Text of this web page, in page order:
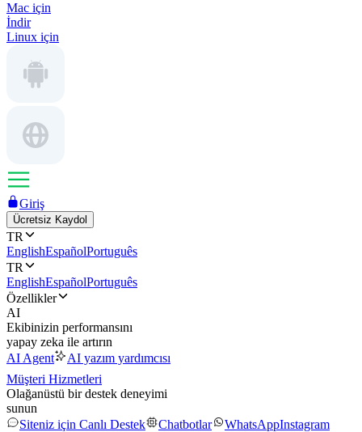
Mac için
İndir
Linux için
Giriş
Ücretsiz Kaydol
TR
EnglishEspañolPortuguês
TR
EnglishEspañolPortuguês
Özellikler
AI
Ekibinizin performansını
yapay zeka ile artırın
AI Agent
AI yazım yardımcısı
Müşteri Hizmetleri
Olağanüstü bir destek deneyimi
sunun
Siteniz için Canlı Destek
Chatbotlar WhatsAppInstagram